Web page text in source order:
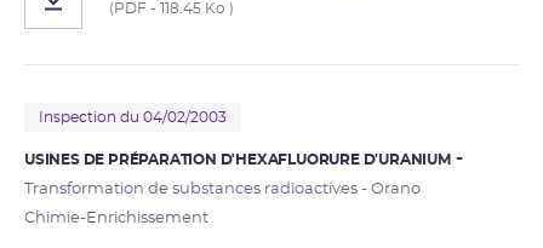
(PDF - 118.45 Ko )
Inspection du 04/02/2003
USINES DE PRÉPARATION D'HEXAFLUORURE D'URANIUM
Transformation de substances radioactives - Orano
Chimie-Enrichissement